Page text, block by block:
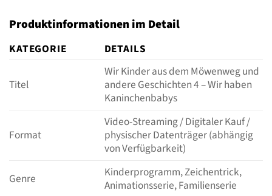
Produktinformationen im Detail
KATEGORIE DETAILS
Titel
Wir Kinder aus dem Möwenweg und
andere Geschichten 4 – Wir haben
Kaninchenbabys
Format
Video-Streaming / Digitaler Kauf /
physischer Datenträger (abhängig
von Verfügbarkeit)
Genre
Kinderprogramm, Zeichentrick,
Animationsserie, Familienserie